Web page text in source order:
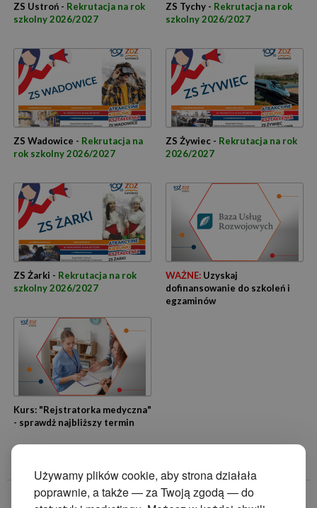
Używamy plików cookie, aby strona działała
poprawnie, a także — za Twoją zgodą — do
ZS Ustroń - Rekrutacja na rok
szkolny 2026/2027
ZS Tychy - Rekrutacja na rok
szkolny 2026/2027
ZS Wadowice - Rekrutacja na
rok szkolny 2026/2027
ZS Żywiec - Rekrutacja na rok
2026/2027
ZS Żarki - Rekrutacja na rok
szkolny 2026/2027
WAŻNE:Uzyskaj
dofinansowanie do szkoleń i
egzaminów
Kurs: "Rejstratorka medyczna"
- sprawdż najbliższy termin
© 2014 Zakład